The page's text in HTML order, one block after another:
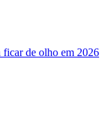
ficar de olho em 2026